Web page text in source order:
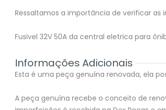
Ressaltamos a importância de verificar
Fusivel 32V 50A da central eletrica para
Informações Adicionais
Esta é uma peça genuína renovada, ela
A peça genuína recebe o conceito de